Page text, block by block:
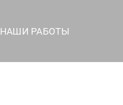
НАШИ РАБОТЫ